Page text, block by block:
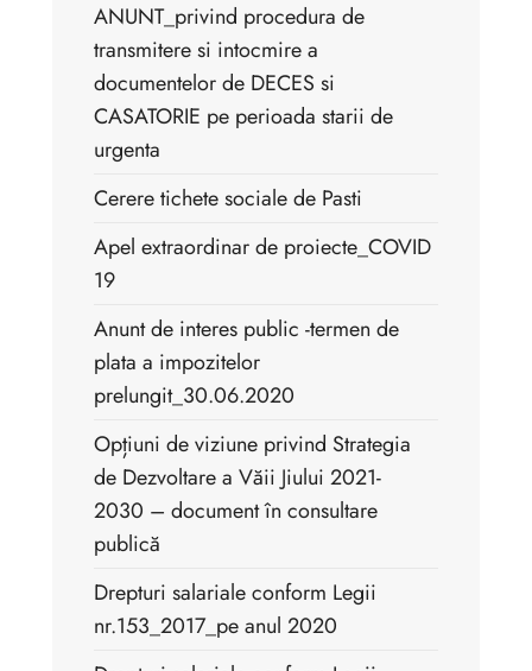
ANUNT_privind procedura de
transmitere si intocmire a
documentelor de DECES si
CASATORIE pe perioada starii de
urgenta
Cerere tichete sociale de Pasti
Apel extraordinar de proiecte_COVID
19
Anunt de interes public -termen de
plata a impozitelor
prelungit_30.06.2020
Opțiuni de viziune privind Strategia
de Dezvoltare a Văii Jiului 2021-
2030 – document în consultare
publică
Drepturi salariale conform Legii
nr.153_2017_pe anul 2020